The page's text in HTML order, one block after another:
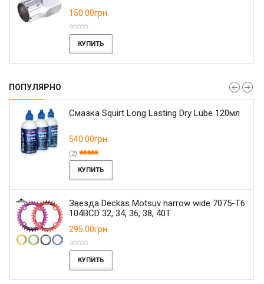
150.00грн.
КУПИТЬ
ПОПУЛЯРНО
Смазка Squirt Long Lasting Dry Lube 120мл
540.00грн.
(2)
КУПИТЬ
Звезда Deckas Motsuv narrow wide 7075-T6
104BCD 32, 34, 36, 38, 40T
295.00грн.
КУПИТЬ